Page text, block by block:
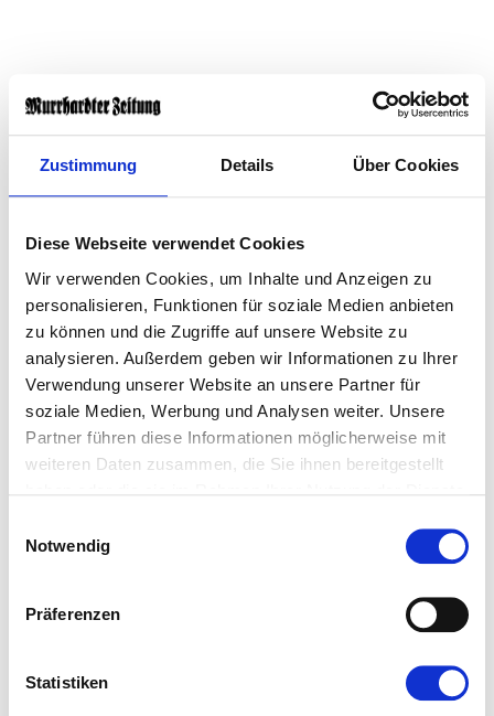
Zustimmung Details Über Cookies
Diese Webseite verwendet Cookies
Wir verwenden Cookies, um Inhalte und Anzeigen zu
personalisieren, Funktionen für soziale Medien anbieten
zu können und die Zugriffe auf unsere Website zu
analysieren. Außerdem geben wir Informationen zu Ihrer
Verwendung unserer Website an unsere Partner für
soziale Medien, Werbung und Analysen weiter. Unsere
Partner führen diese Informationen möglicherweise mit
weiteren Daten zusammen, die Sie ihnen bereitgestellt
Notwendig
Präferenzen
Statistiken
Der Pkw hatte Totalschaden und musste abgeschleppt
werden. Der Schaden am Auto wird auf 20.000 Euro
die Höhe des Schadens war zunächst unklar. Im
Bahnverkehr kam es wegen des Unfalls zu
Behinderungen.
Erstellt: 29. Mai 2026, 10:30 Uhr